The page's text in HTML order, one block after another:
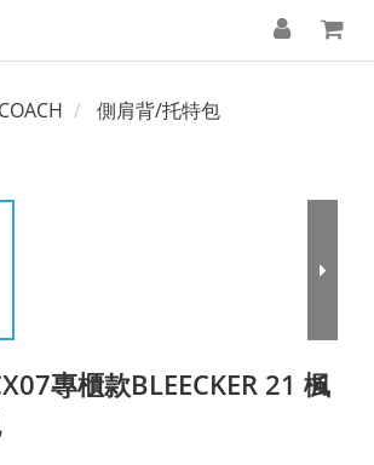
COACH 側肩背/托特包
專櫃款BLEECKER 21 楓